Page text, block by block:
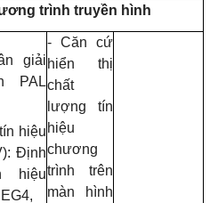
trình truyền hình
giải
PAL
hiệu
Định
hiệu
- Căn cứ
hiển thị
chất
lượng tín
hiệu
chương
trình trên
màn hình